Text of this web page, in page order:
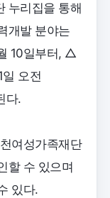
누리집을 통해
개발 분야는
10일부터, △
일 오전
다.
여성가족재단
할 수 있으며
있다.